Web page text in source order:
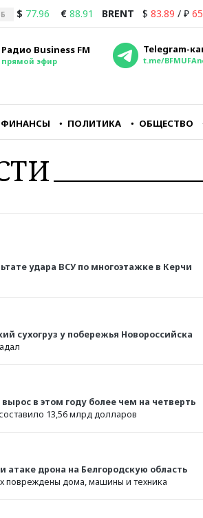
$ 77.96 € 88.91 BRENT $ 83.89 / ₽
Радио Business FM
прямой эфир
Telegram-
t.me/
ФИНАНСЫ ПОЛИТИКА ОБЩЕСТВО
удара ВСУ по многоэтажке в Керчи
сухогруз у побережья Новороссийска
в этом году более чем на четверть
13,56 млрд долларов
дрона на Белгородскую область
повреждены дома, машины и техника
практически все страны
России либо будут их
комиссией